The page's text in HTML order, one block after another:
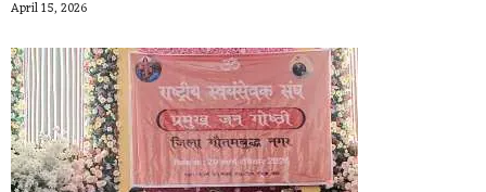
April 15, 2026